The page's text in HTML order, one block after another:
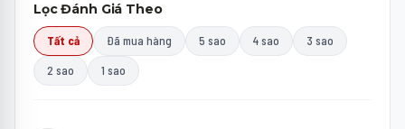
Lọc Đánh Giá Theo
Tất cả Đã mua hàng 5 sao 4 sao 3 sao
2 sao 1 sao